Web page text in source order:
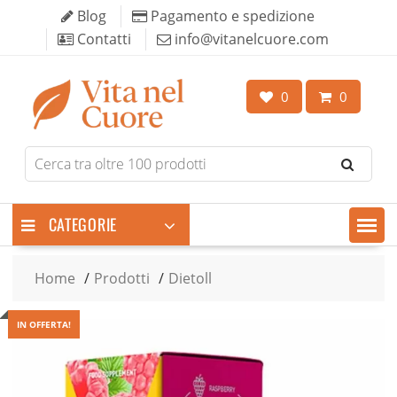
content
Blog
Pagamento e spedizione
Contatti
info@vitanelcuore.com
0 0
Search
for
CATEGORIE
Home Prodotti Dietoll
IN OFFERTA!